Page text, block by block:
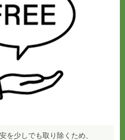
を少しでも取り除くため、